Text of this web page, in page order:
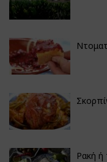
Ρακή ή